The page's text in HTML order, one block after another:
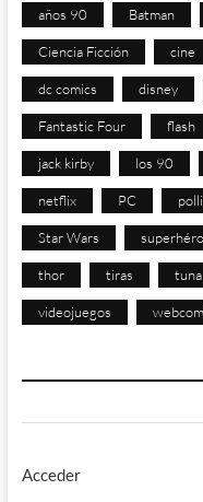
años 90 Batman
Ciencia Ficción cine
dc comics disney
Fantastic Four flash
jack kirby los 90
netflix PC
Star Wars
thor tiras tuna
videojuegos
Acceder